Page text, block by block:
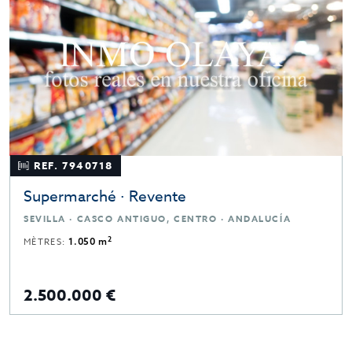
REF. 7940718
Supermarché · Revente
SEVILLA · CASCO ANTIGUO, CENTRO · ANDALUCÍA
MÈTRES:1.050 m2
2.500.000 €